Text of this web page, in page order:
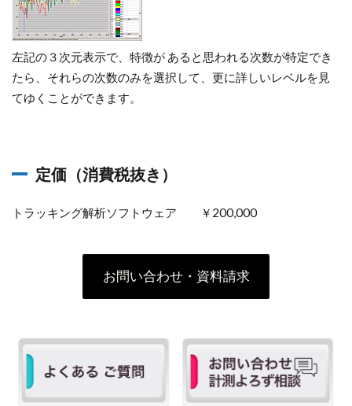
左記の３次元表示で、特徴が あると思われる次数が特定でき
たら、それらの次数のみを選択して、更に詳しいレベルを見
てゆくことができます。
定価（消費税抜き）
トラッキング解析ソフトウェア ￥200,000
お問い合わせ・資料請求